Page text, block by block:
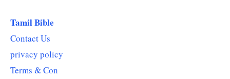
Tamil Bible
Contact Us
privacy policy
Terms & Con